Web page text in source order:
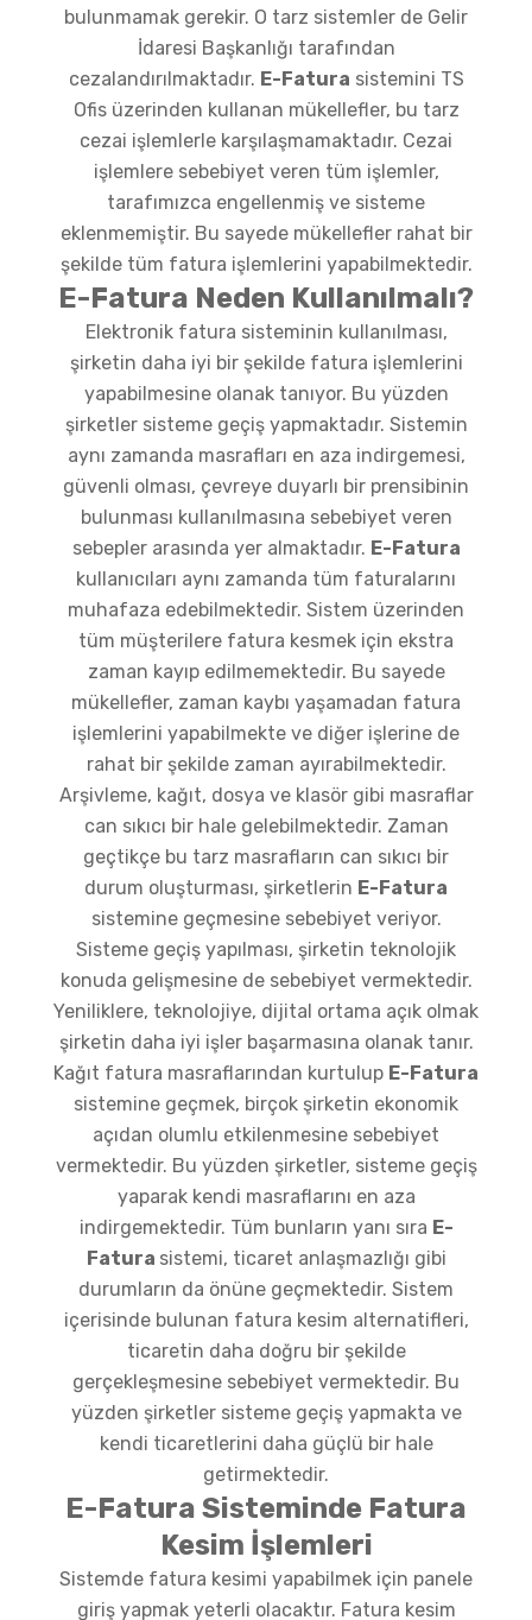
bulunmamak gerekir. O tarz sistemler de Gelir
İdaresi Başkanlığı tarafından
cezalandırılmaktadır. E-Fatura sistemini TS
Ofis üzerinden kullanan mükellefler, bu tarz
cezai işlemlerle karşılaşmamaktadır. Cezai
işlemlere sebebiyet veren tüm işlemler,
tarafımızca engellenmiş ve sisteme
eklenmemiştir. Bu sayede mükellefler rahat bir
şekilde tüm fatura işlemlerini yapabilmektedir.
E-Fatura Neden Kullanılmalı?
Elektronik fatura sisteminin kullanılması,
şirketin daha iyi bir şekilde fatura işlemlerini
yapabilmesine olanak tanıyor. Bu yüzden
şirketler sisteme geçiş yapmaktadır. Sistemin
aynı zamanda masrafları en aza indirgemesi,
güvenli olması, çevreye duyarlı bir prensibinin
bulunması kullanılmasına sebebiyet veren
sebepler arasında yer almaktadır. E-Fatura
kullanıcıları aynı zamanda tüm faturalarını
muhafaza edebilmektedir. Sistem üzerinden
tüm müşterilere fatura kesmek için ekstra
zaman kayıp edilmemektedir. Bu sayede
mükellefler, zaman kaybı yaşamadan fatura
işlemlerini yapabilmekte ve diğer işlerine de
rahat bir şekilde zaman ayırabilmektedir.
Arşivleme, kağıt, dosya ve klasör gibi masraflar
can sıkıcı bir hale gelebilmektedir. Zaman
geçtikçe bu tarz masrafların can sıkıcı bir
durum oluşturması, şirketlerin E-Fatura
sistemine geçmesine sebebiyet veriyor.
Sisteme geçiş yapılması, şirketin teknolojik
konuda gelişmesine de sebebiyet vermektedir.
Yeniliklere, teknolojiye, dijital ortama açık olmak
şirketin daha iyi işler başarmasına olanak tanır.
Kağıt fatura masraflarından kurtulup E-Fatura
sistemine geçmek, birçok şirketin ekonomik
açıdan olumlu etkilenmesine sebebiyet
vermektedir. Bu yüzden şirketler, sisteme geçiş
yaparak kendi masraflarını en aza
indirgemektedir. Tüm bunların yanı sıra E-
Fatura sistemi, ticaret anlaşmazlığı gibi
durumların da önüne geçmektedir. Sistem
içerisinde bulunan fatura kesim alternatifleri,
ticaretin daha doğru bir şekilde
gerçekleşmesine sebebiyet vermektedir. Bu
yüzden şirketler sisteme geçiş yapmakta ve
kendi ticaretlerini daha güçlü bir hale
getirmektedir.
E-Fatura Sisteminde Fatura
Kesim İşlemleri
Sistemde fatura kesimi yapabilmek için panele
giriş yapmak yeterli olacaktır. Fatura kesim